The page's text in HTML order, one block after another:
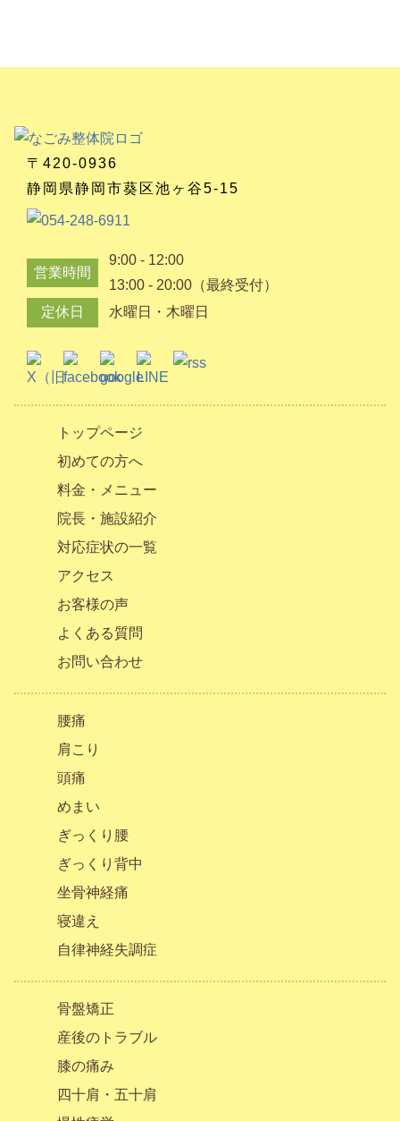
〒420-0936
静岡県静岡市葵区池ヶ谷5-15
営業時間
9:00 - 12:00
13:00 - 20:00（最終受付）
定休日
水曜日・木曜日
トップページ
初めての方へ
料金・メニュー
院長・施設紹介
対応症状の一覧
アクセス
お客様の声
よくある質問
お問い合わせ
腰痛
肩こり
頭痛
めまい
ぎっくり腰
ぎっくり背中
坐骨神経痛
寝違え
自律神経失調症
骨盤矯正
産後のトラブル
膝の痛み
四十肩・五十肩